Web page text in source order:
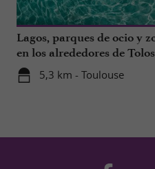
Lagos, parques de ocio y
en los alrededores de
5,3 km - Toulouse